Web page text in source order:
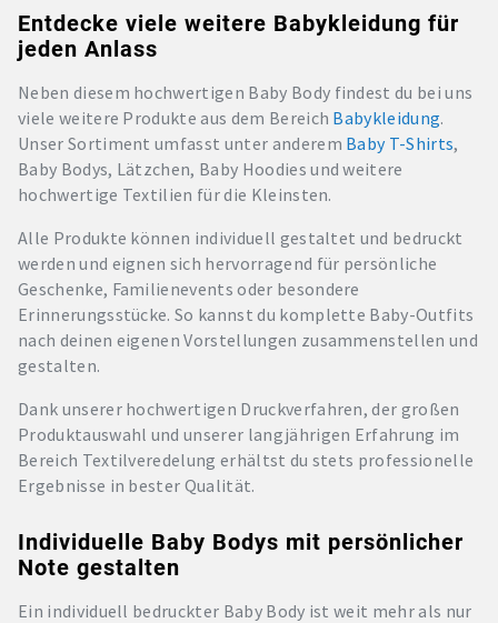
Entdecke viele weitere Babykleidung für
jeden Anlass
Neben diesem hochwertigen Baby Body findest du bei uns
viele weitere Produkte aus dem Bereich Babykleidung.
Unser Sortiment umfasst unter anderem Baby T-Shirts,
Baby Bodys, Lätzchen, Baby Hoodies und weitere
hochwertige Textilien für die Kleinsten.
Alle Produkte können individuell gestaltet und bedruckt
werden und eignen sich hervorragend für persönliche
Geschenke, Familienevents oder besondere
Erinnerungsstücke. So kannst du komplette Baby-Outfits
nach deinen eigenen Vorstellungen zusammenstellen und
gestalten.
Dank unserer hochwertigen Druckverfahren, der großen
Produktauswahl und unserer langjährigen Erfahrung im
Bereich Textilveredelung erhältst du stets professionelle
Ergebnisse in bester Qualität.
Individuelle Baby Bodys mit persönlicher
Note gestalten
Ein individuell bedruckter Baby Body ist weit mehr als nur